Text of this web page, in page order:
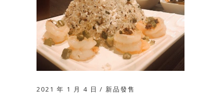
2021 年 1 月 4 日 新品發售